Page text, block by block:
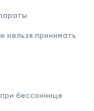
нельзя принимать
бессоннице